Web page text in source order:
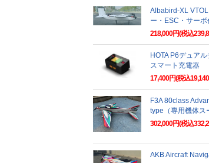
Albabird-XL
ー・ESC・サー
218,000円(税込
HOTA P6デュア
スマート充電器
17,400円(税込
F3A 80class
type（専用機体ス
302,000円(税込
AKB Aircraft